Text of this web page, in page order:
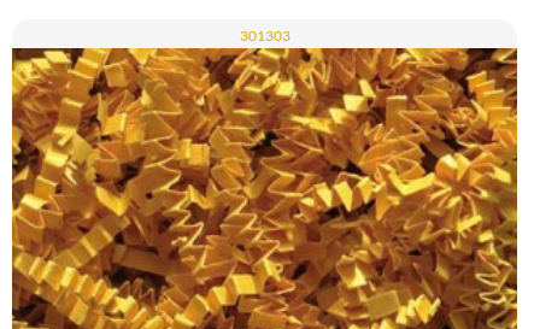
301303